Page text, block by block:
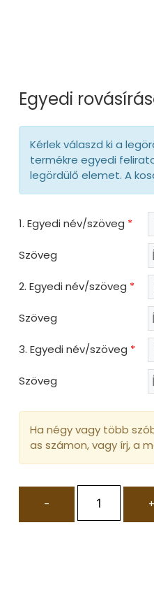
Egyedi
Kérlek válaszd ki a
termékre egyedi
legördülő elemet. A
1. Egyedi név/szöveg *
Szöveg
2. Egyedi név/szöveg *
Szöveg
3. Egyedi név/szöveg *
Szöveg
Ha négy vagy több
as számon, vagy írj, a
- +